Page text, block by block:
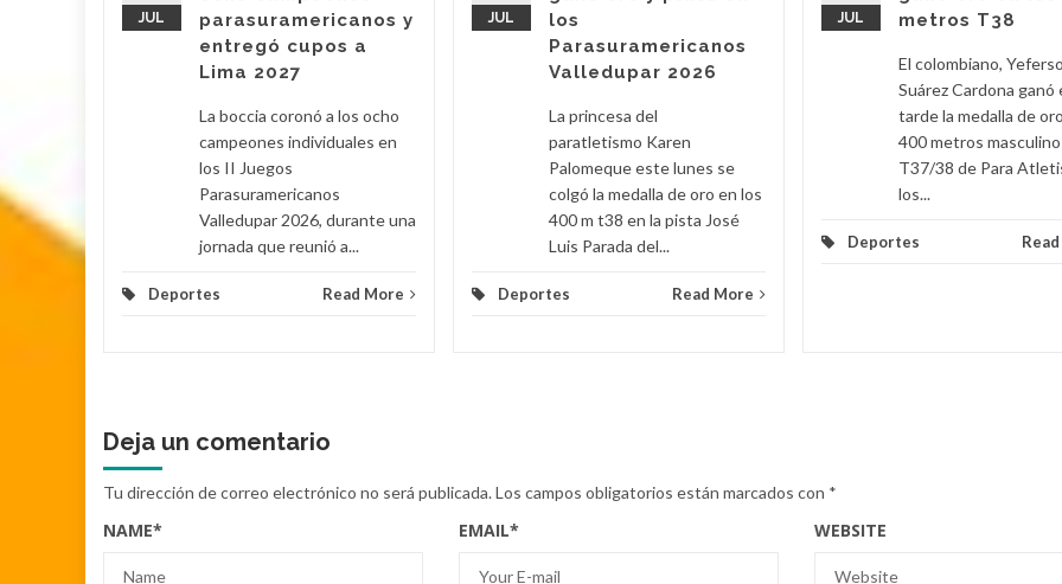
JUL
parasuramericanos y
entregó cupos a
Lima 2027
La boccia coronó a los ocho
campeones individuales en
los II Juegos
Parasuramericanos
Valledupar 2026, durante una
jornada que reunió a...
Deportes Read More
JUL
los
Parasuramericanos
Valledupar 2026
La princesa del
paratletismo Karen
Palomeque este lunes se
colgó la medalla de oro en los
400 m t38 en la pista José
Luis Parada del...
Deportes Read More
JUL
metros T38
El colombiano,
Suárez Cardona ganó
tarde la medalla de
400 metros masculino
T37/38 de Para
los...
Deportes
Deja un comentario
Tu dirección de correo electrónico no será publicada.Los campos obligatorios están marcados con *
NAME* EMAIL* WEBSITE